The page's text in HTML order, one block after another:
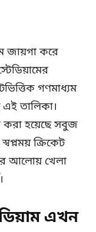
জায়গা করে
গণমাধ্যম
এই তালিকা।
করা হয়েছে সবুজ
ক্রিকেট
আলোয় খেলা
এখন